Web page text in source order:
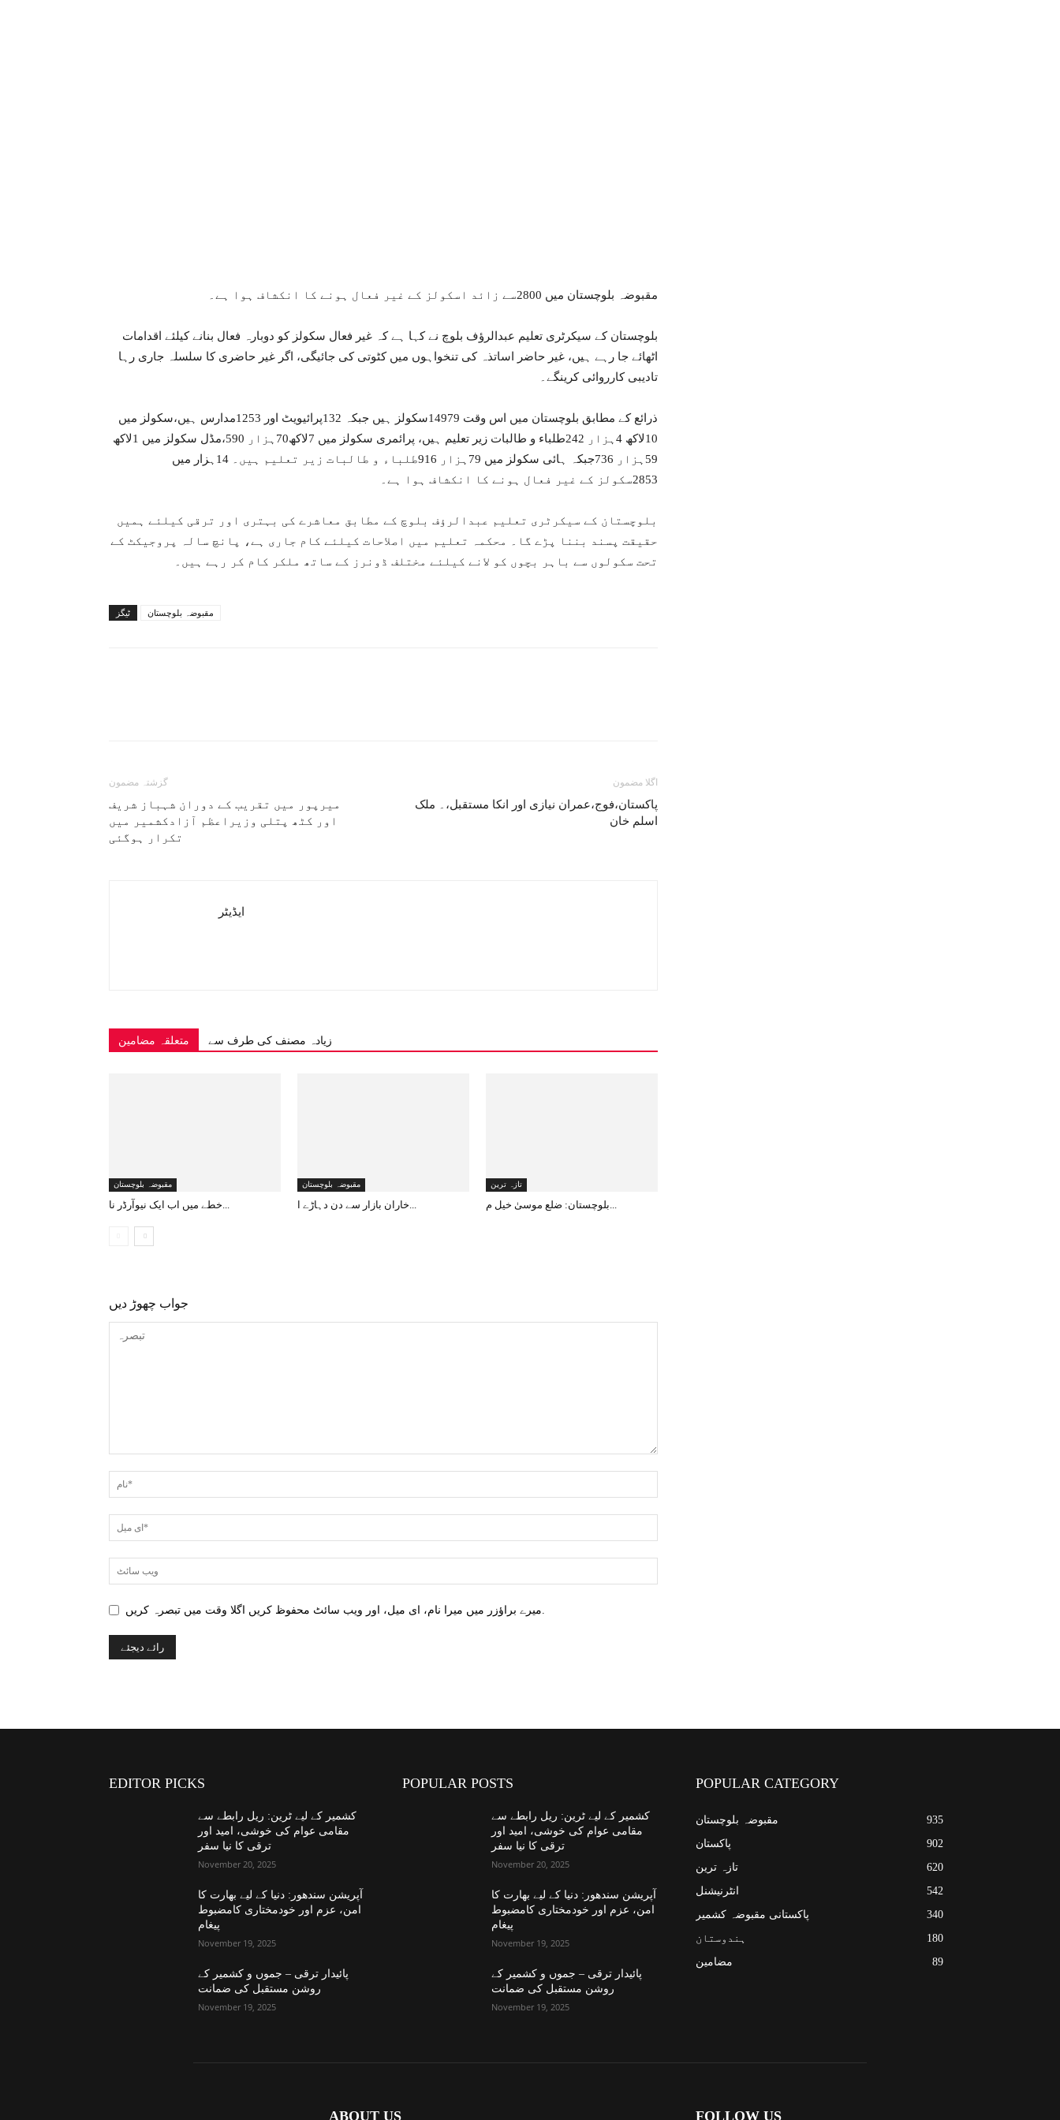
مقبوضہ بلوچستان میں 2800سے زائد اسکولز کے غیر فعال ہونے کا انکشاف ہوا ہے۔
بلوچستان کے سیکرٹری تعلیم عبدالرؤف بلوچ نے کہا ہے کہ غیر فعال سکولز کو دوبارہ فعال بنانے کیلئے اقدامات
اٹھائے جا رہے ہیں، غیر حاضر اساتذہ کی تنخواہوں میں کٹوتی کی جائیگی، اگر غیر حاضری کا سلسلہ جاری رہا
تادیبی کارروائی کرینگے۔
ذرائع کے مطابق بلوچستان میں اس وقت 14979سکولز ہیں جبکہ 132پرائیویٹ اور 1253مدارس ہیں،سکولز میں
10لاکھ 4ہزار 242طلباء و طالبات زیر تعلیم ہیں، پرائمری سکولز میں 7لاکھ70ہزار 590،مڈل سکولز میں 1لاکھ
59ہزار 736جبکہ ہائی سکولز میں 79ہزار 916طلباء و طالبات زیر تعلیم ہیں۔ 14ہزار میں
2853سکولز کے غیر فعال ہونے کا انکشاف ہوا ہے۔
بلوچستان کے سیکرٹری تعلیم عبدالرؤف بلوچ کے مطابق معاشرے کی بہتری اور ترقی کیلئے ہمیں
حقیقت پسند بننا پڑے گا۔ محکمہ تعلیم میں اصلاحات کیلئے کام جاری ہے، پانچ سالہ پروجیکٹ کے
تحت سکولوں سے باہر بچوں کو لانے کیلئے مختلف ڈونرز کے ساتھ ملکر کام کر رہے ہیں۔
ٹیگز مقبوضہ بلوچستان
گزشتہ مضمون
میرپور میں تقریب کے دوران شہباز شریف
اور کٹھ پتلی وزیراعظم آزادکشمیر میں
تکرار ہوگئی
اگلا مضمون
پاکستان،فوج،عمران نیازی اور انکا مستقبل،۔ ملک
اسلم خان
ایڈیٹر
متعلقہ مضامین زیادہ مصنف کی طرف سے
مقبوضہ بلوچستان
خطے میں اب ایک نیوآرڈر نا...
مقبوضہ بلوچستان
خاران بازار سے دن دہاڑے ا...
تازہ ترین
بلوچستان: ضلع موسیٰ خیل م...
جواب چھوڑ دیں
میرے براؤزر میں میرا نام، ای میل، اور ویب سائٹ محفوظ کریں اگلا وقت میں تبصرہ کریں.
EDITOR PICKS
کشمیر کے لیے ٹرین: ریل رابطے سے
مقامی عوام کی خوشی، امید اور
ترقی کا نیا سفر
November 20, 2025
آپریشن سندھور: دنیا کے لیے بھارت کا
امن، عزم اور خودمختاری کامضبوط
پیغام
November 19, 2025
پائیدار ترقی – جموں و کشمیر کے
روشن مستقبل کی ضمانت
November 19, 2025
POPULAR POSTS
کشمیر کے لیے ٹرین: ریل رابطے سے
مقامی عوام کی خوشی، امید اور
ترقی کا نیا سفر
November 20, 2025
آپریشن سندھور: دنیا کے لیے بھارت کا
امن، عزم اور خودمختاری کامضبوط
پیغام
November 19, 2025
پائیدار ترقی – جموں و کشمیر کے
روشن مستقبل کی ضمانت
November 19, 2025
POPULAR CATEGORY
مقبوضہ بلوچستان
935
پاکستان
902
تازہ ترین
620
انٹرنیشنل
542
پاکستانی مقبوضہ کشمیر
340
ہندوستان
180
مضامین
89
ABOUT US FOLLOW US